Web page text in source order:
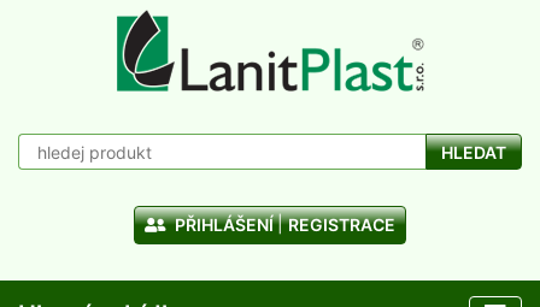
HLEDAT
PŘIHLÁŠENÍ REGISTRACE